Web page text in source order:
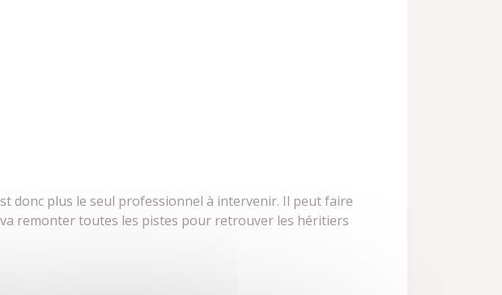
donc plus le seul professionnel à intervenir. Il peut faire
remonter toutes les pistes pour retrouver les héritiers